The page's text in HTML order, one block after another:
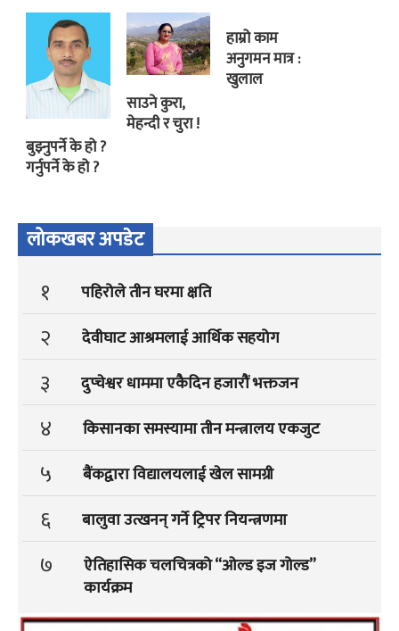
बुझ्नुपर्ने के हो ?
गर्नुपर्ने के हो ?
साउने कुरा,
मेहन्दी र चुरा !
हाम्रो काम
अनुगमन मात्र :
खुलाल
लोकखबर अपडेट
१ पहिरोले तीन घरमा क्षति
२ देवीघाट आश्रमलाई आर्थिक सहयोग
३ दुप्चेश्वर धाममा एकैदिन हजारौं भक्तजन
४ किसानका समस्यामा तीन मन्त्रालय एकजुट
५ बैंकद्वारा विद्यालयलाई खेल सामग्री
६ बालुवा उत्खनन् गर्ने ट्रिपर नियन्त्रणमा
७
ऐतिहासिक चलचित्रको “ओल्ड इज गोल्ड”
कार्यक्रम